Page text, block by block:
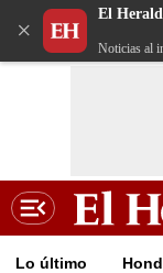
×
El
Noticias al
Lo último